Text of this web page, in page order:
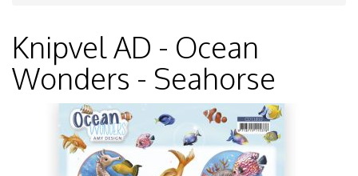
Knipvel AD - Ocean
Wonders - Seahorse